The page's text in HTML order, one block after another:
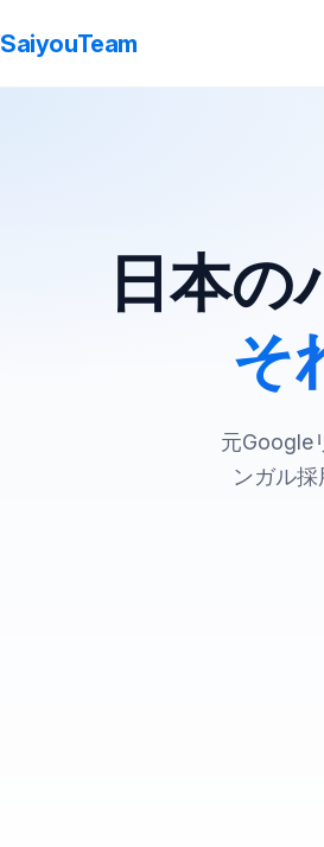
SaiyouTeam
日本の
そ
元Google
ンガル